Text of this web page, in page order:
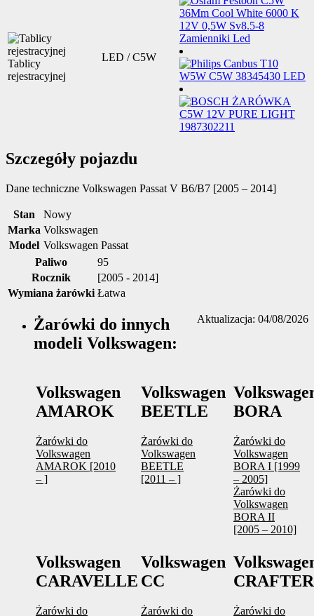
Tablicy
rejestracyjnej
LED / C5W
Szczegóły pojazdu
Dane techniczne Volkswagen Passat V B6/B7 [2005 – 2014]
Stan
Nowy
Marka Volkswagen
Model Volkswagen Passat
Paliwo
95
Rocznik
[2005 - 2014]
Wymiana żarówki Łatwa
Aktualizacja: 04/08/2026
Żarówki do innych
modeli Volkswagen:
Volkswagen
AMAROK
Żarówki do
Volkswagen
AMAROK [2010
– ]
Volkswagen
BEETLE
Żarówki do
Volkswagen
BEETLE
[2011 – ]
BORA
Żarówki do
Volkswagen
BORA I [1999
– 2005]
Żarówki do
Volkswagen
BORA II
[2005 – 2010]
Volkswagen
CARAVELLE
Żarówki do
Volkswagen
CC
Żarówki do
CRAFTER
Żarówki do